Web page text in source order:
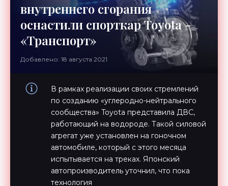
внутреннего сгорания
оснастили спорткар Toyota -
«Транспорт»
Добавлено: 18 августа 2021
В рамках реализации своих стремлений
по созданию «углеродно-нейтрального
сообщества» Toyota представила ДВС,
работающий на водороде. Такой силовой
агрегат уже установлен на гоночном
автомобиле, который с этого месяца
испытывается на треках. Японский
автопроизводитель уточнил, что пока
технология